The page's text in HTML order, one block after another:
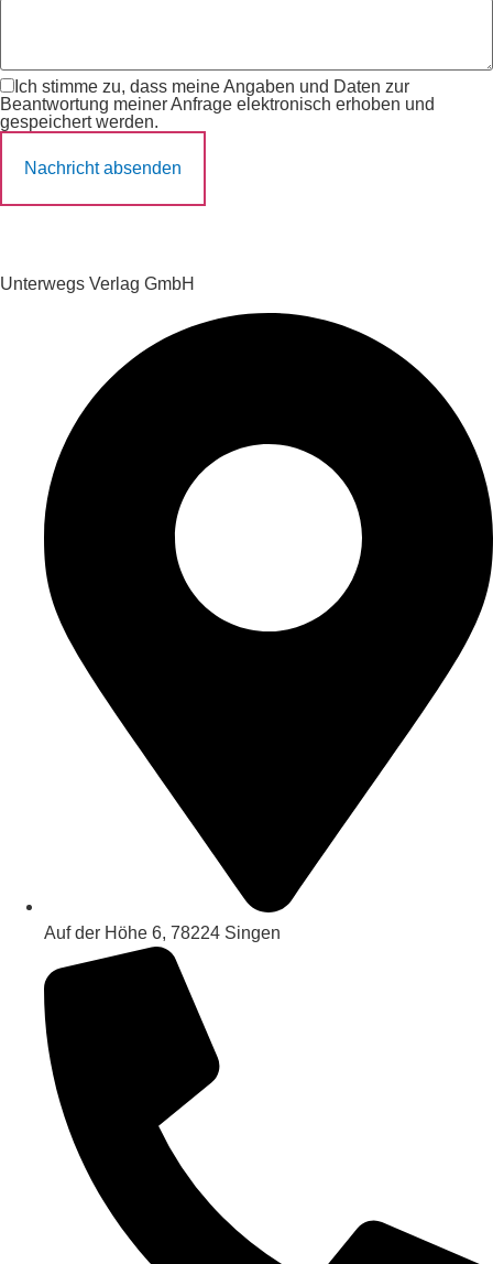
Ich stimme zu, dass meine Angaben und Daten zur
Beantwortung meiner Anfrage elektronisch erhoben und
gespeichert werden.
Nachricht absenden
Unterwegs Verlag GmbH
Auf der Höhe 6, 78224 Singen